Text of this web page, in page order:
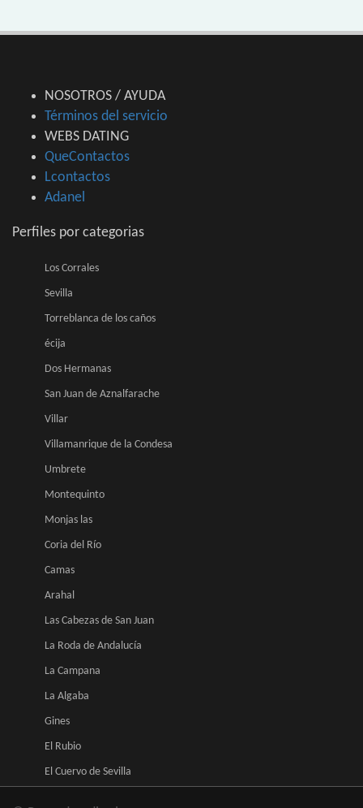
NOSOTROS / AYUDA
Términos del servicio
WEBS DATING
QueContactos
Lcontactos
Adanel
Perfiles por categorias
Los Corrales
Sevilla
Torreblanca de los caños
écija
Dos Hermanas
San Juan de Aznalfarache
Villar
Villamanrique de la Condesa
Umbrete
Montequinto
Monjas las
Coria del Río
Camas
Arahal
Las Cabezas de San Juan
La Roda de Andalucía
La Campana
La Algaba
Gines
El Rubio
El Cuervo de Sevilla